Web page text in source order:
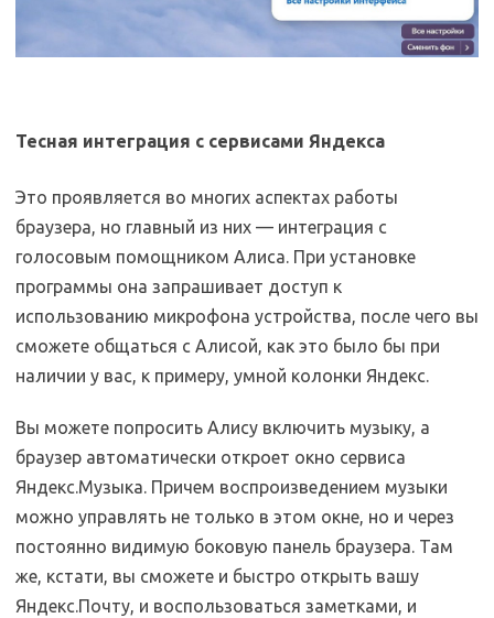
Тесная интеграция с сервисами Яндекса
Это проявляется во многих аспектах работы
браузера, но главный из них — интеграция с
голосовым помощником Алиса. При установке
программы она запрашивает доступ к
использованию микрофона устройства, после чего вы
сможете общаться с Алисой, как это было бы при
наличии у вас, к примеру, умной колонки Яндекс.
Вы можете попросить Алису включить музыку, а
браузер автоматически откроет окно сервиса
Яндекс.Музыка. Причем воспроизведением музыки
можно управлять не только в этом окне, но и через
постоянно видимую боковую панель браузера. Там
же, кстати, вы сможете и быстро открыть вашу
Яндекс.Почту, и воспользоваться заметками, и